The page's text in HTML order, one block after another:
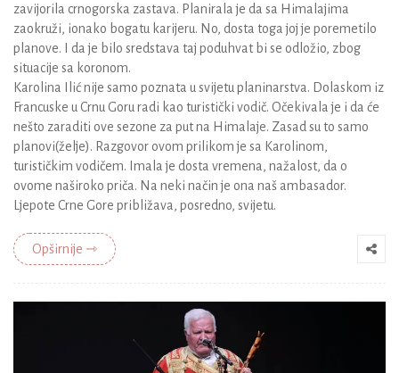
zavijorila crnogorska zastava. Planirala je da sa Himalajima
zaokruži, ionako bogatu karijeru. No, dosta toga joj je poremetilo
planove. I da je bilo sredstava taj poduhvat bi se odložio, zbog
situacije sa koronom.
Karolina Ilić nije samo poznata u svijetu planinarstva. Dolaskom iz
Francuske u Crnu Goru radi kao turistički vodič. Očekivala je i da će
nešto zaraditi ove sezone za put na Himalaje. Zasad su to samo
planovi(želje). Razgovor ovom prilikom je sa Karolinom,
turističkim vodičem. Imala je dosta vremena, nažalost, da o
ovome naširoko priča. Na neki način je ona naš ambasador.
Ljepote Crne Gore približava, posredno, svijetu.
Opširnije ⇾